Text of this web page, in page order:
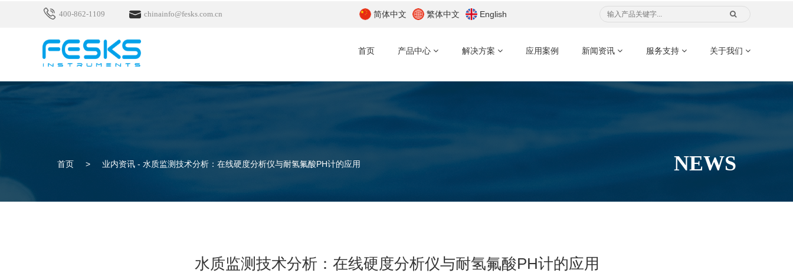
400-862-1109 chinainfo@fesks.com.cn 简体中文 繁体中文 English
首页 产品中心 解决方案 应用案例 新闻资讯 服务支持 关于我们
首页 > 业内资讯 - 水质监测技术分析：在线硬度分析仪与耐氢氟酸PH计的应用 NEWS
水质监测技术分析：在线硬度分析仪与耐氢氟酸PH计的应用